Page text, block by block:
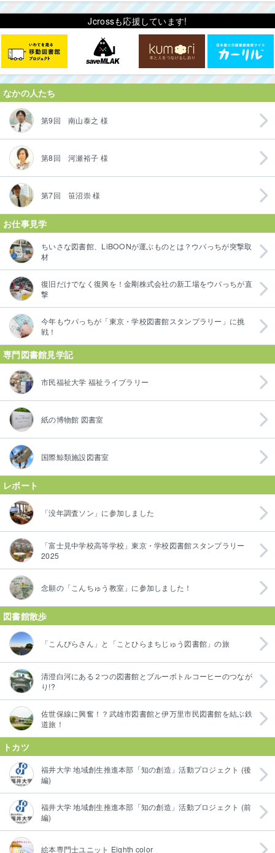
Jcrossも応援しています!
なかの人たち
第9回 南山泰之 様
第8回 河瀬裕子 様
第7回 笹沼崇 様
お仕事見学
ちいさな図書館、LiBOONが運ぶものとは？ウパっちが突撃取
材
復旧だけでなく復興を！金剛株式会社の新工場をウパっちが直
撃
今年もウパっちが「東京・学校図書館スタンプラリー」に挑
戦！
専門図書館見学記
市民福祉大学 福祉ライブラリー
紙の博物館 図書室
国際鯨類施設図書室
レポート
「没年調査ソン」に参加しました
「富士見中学校高等学校」東京・学校図書館スタンプラリー
2025
念願の「こんちゅう教室」に参加しました！
図書館散歩
「こんぴらさん」と「ことひらまちじゅう図書館」の旅
清澄白河にある２つの図書館とブルーボトルコーヒーのつなが
り!?
佐世保線に興奮！？武雄市図書館と伊万里市民図書館を結ぶ鉄
道旅！
トカツ
福井大学 地域創生推進本部「知の創造」活動プロジェクト (後
編)
福井大学 地域創生推進本部「知の創造」活動プロジェクト (前
編)
絵本専門士ユニット Eighth color